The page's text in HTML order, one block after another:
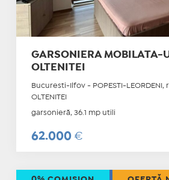
GARSONIERA MOBILATA-
OLTENITEI
Bucuresti-Ilfov - POPESTI-LEORDENI,
OLTENITEI
garsonieră, 36.1 mp utili
62.000 €